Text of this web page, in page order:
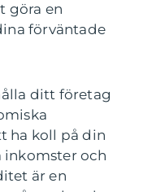
göra en
förväntade
ditt företag
ha koll på din
inkomster och
är en